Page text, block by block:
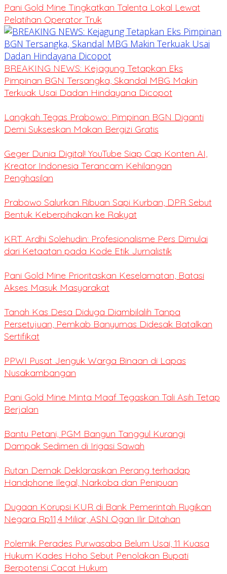
Pani Gold Mine Tingkatkan Talenta Lokal Lewat
Pelatihan Operator Truk
BREAKING NEWS: Kejagung Tetapkan Eks
Pimpinan BGN Tersangka, Skandal MBG Makin
Terkuak Usai Dadan Hindayana Dicopot
Langkah Tegas Prabowo: Pimpinan BGN Diganti
Demi Sukseskan Makan Bergizi Gratis
Geger Dunia Digital! YouTube Siap Cap Konten AI,
Kreator Indonesia Terancam Kehilangan
Penghasilan
Prabowo Salurkan Ribuan Sapi Kurban, DPR Sebut
Bentuk Keberpihakan ke Rakyat
KRT. Ardhi Solehudin: Profesionalisme Pers Dimulai
dari Ketaatan pada Kode Etik Jurnalistik
Pani Gold Mine Prioritaskan Keselamatan, Batasi
Akses Masuk Masyarakat
Tanah Kas Desa Diduga Diambilalih Tanpa
Persetujuan, Pemkab Banyumas Didesak Batalkan
Sertifikat
PPWI Pusat Jenguk Warga Binaan di Lapas
Nusakambangan
Pani Gold Mine Minta Maaf Tegaskan Tali Asih Tetap
Berjalan
Bantu Petani, PGM Bangun Tanggul Kurangi
Dampak Sedimen di Irigasi Sawah
Rutan Demak Deklarasikan Perang terhadap
Handphone Ilegal, Narkoba dan Penipuan
Dugaan Korupsi KUR di Bank Pemerintah Rugikan
Negara Rp11,4 Miliar, ASN Ogan Ilir Ditahan
Polemik Perades Purwasaba Belum Usai, 11 Kuasa
Hukum Kades Hoho Sebut Penolakan Bupati
Berpotensi Cacat Hukum